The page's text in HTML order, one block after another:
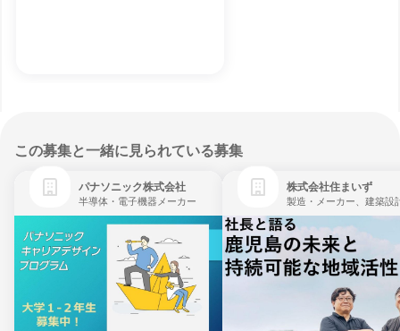
この募集と一緒に見られている募集
パナソニック株式会社
半導体・電子機器メーカー
株式会社住まいず
製造・メーカー、建築設